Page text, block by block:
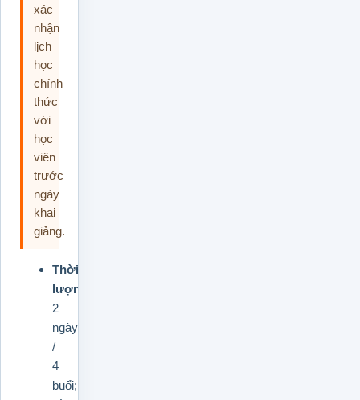
xác
nhận
lịch
học
chính
thức
với
học
viên
trước
ngày
khai
giảng.
Thời
lượng:
2
ngày
/
4
buổi;